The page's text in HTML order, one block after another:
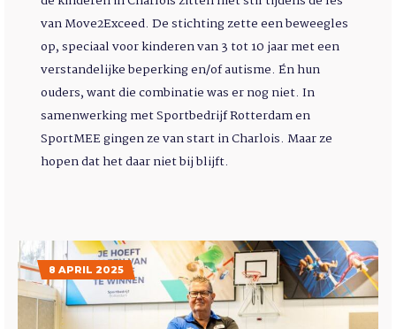
van Move2Exceed. De stichting zette een beweegles
op, speciaal voor kinderen van 3 tot 10 jaar met een
verstandelijke beperking en/of autisme. Én hun
ouders, want die combinatie was er nog niet. In
samenwerking met Sportbedrijf Rotterdam en
SportMEE gingen ze van start in Charlois. Maar ze
hopen dat het daar niet bij blijft.
8 APRIL 2025